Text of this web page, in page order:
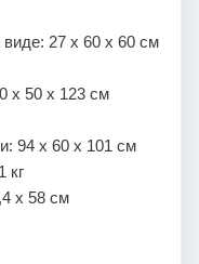
27 х 60 х 60 см
х 50 х 123 см
94 х 60 х 101 см
кг
х 58 см